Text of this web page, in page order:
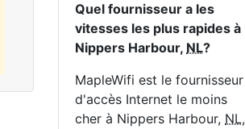
Quel fournisseur a les
vitesses les plus rapides à
Nippers Harbour, NL?
MapleWifi est le fournisseur
d'accès Internet le moins
cher à Nippers Harbour, NL,